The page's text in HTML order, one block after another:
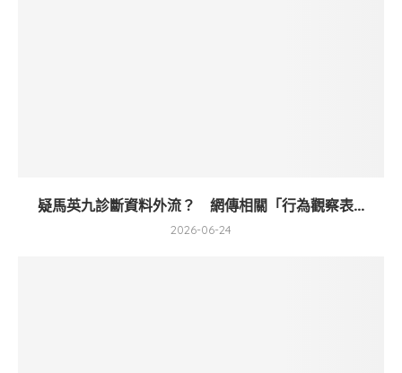
疑馬英九診斷資料外流？ 網傳相關「行為觀察表...
2026-06-24